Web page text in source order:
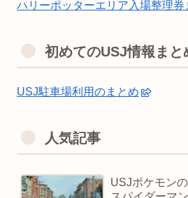
ハリーポッターエリア入場整理券
初めてのUSJ情報まと
USJ駐車場利用のまとめ
人気記事
USJポケモン